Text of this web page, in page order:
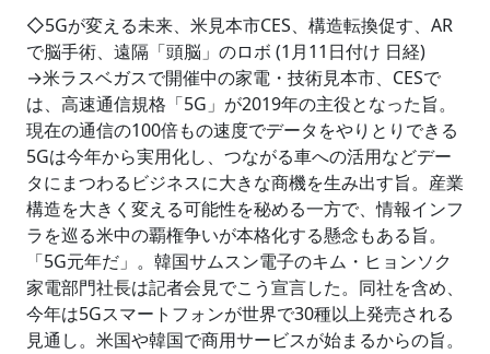
◇5Gが変える未来、米見本市CES、構造転換促す、AR
で脳手術、遠隔「頭脳」のロボ (1月11日付け 日経)
→米ラスベガスで開催中の家電・技術見本市、CESで
は、高速通信規格「5G」が2019年の主役となった旨。
現在の通信の100倍もの速度でデータをやりとりできる
5Gは今年から実用化し、つながる車への活用などデー
タにまつわるビジネスに大きな商機を生み出す旨。産業
構造を大きく変える可能性を秘める一方で、情報インフ
ラを巡る米中の覇権争いが本格化する懸念もある旨。
「5G元年だ」。韓国サムスン電子のキム・ヒョンソク
家電部門社長は記者会見でこう宣言した。同社を含め、
今年は5Gスマートフォンが世界で30種以上発売される
見通し。米国や韓国で商用サービスが始まるからの旨。